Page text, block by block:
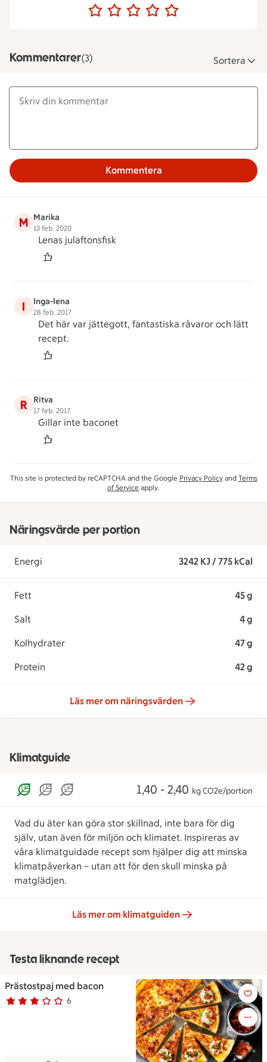
Kommentarer(3) Sortera
Kommentera
M Marika
13 feb. 2020
Lenas julaftonsfisk
I Inga-lena
28 feb. 2017
Det här var jättegott, fantastiska råvaror och lätt
recept.
R Ritva
17 feb. 2017
Gillar inte baconet
This site is protected by reCAPTCHA and the Google Privacy Policyand Terms
of Service apply.
Näringsvärde per portion
Energi 3242 KJ / 775 kCal
Fett 45 g
Salt 4 g
Kolhydrater 47 g
Protein 42 g
Läs mer om näringsvärden
Klimatguide
1,40 - 2,40 kg CO2e/portion
Vad du äter kan göra stor skillnad, inte bara för dig
själv, utan även för miljön och klimatet. Inspireras av
våra klimatguidade recept som hjälper dig att minska
klimatpåverkan – utan att för den skull minska på
matglädjen.
Läs mer om klimatguiden
Testa liknande recept
Prästostpaj med bacon
Betyg 3 av 5.
6
6 personer har röstat
Prästostpaj med bacon